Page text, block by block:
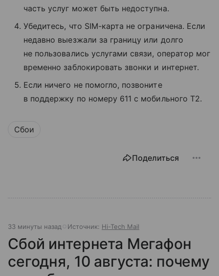
часть услуг может быть недоступна.
Убедитесь, что SIM-карта не ограничена. Если
недавно выезжали за границу или долго
не пользовались услугами связи, оператор мог
временно заблокировать звонки и интернет.
Если ничего не помогло, позвоните
в поддержку по номеру 611 с мобильного T2.
Сбои
Поделиться
33 минуты назад Источник: Hi-Tech Mail
Сбой интернета Мегафон
сегодня, 10 августа: почему